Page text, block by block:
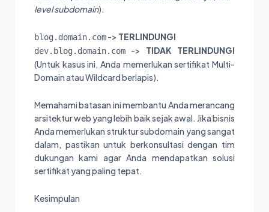
level subdomain).
blog.domain.com-> TERLINDUNGI
dev.blog.domain.com -> TIDAK TERLINDUNGI
(Untuk kasus ini, Anda memerlukan sertifikat Multi-
Domain atau Wildcard berlapis).
Memahami batasan ini membantu Anda merancang
arsitektur web yang lebih baik sejak awal. Jika bisnis
Anda memerlukan struktur subdomain yang sangat
dalam, pastikan untuk berkonsultasi dengan tim
dukungan kami agar Anda mendapatkan solusi
sertifikat yang paling tepat.
Kesimpulan